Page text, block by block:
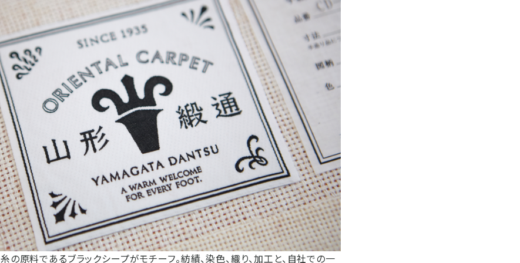
の原料であるブラックシープがモチーフ。紡績、染色、織り、加工と、自社での一